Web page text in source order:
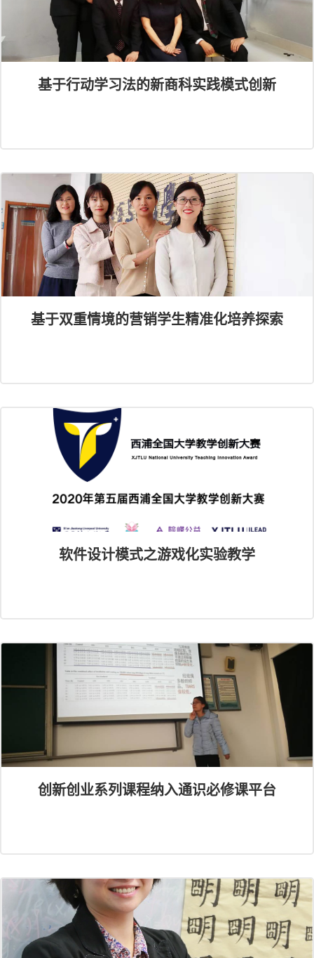
基于行动学习法的新商科实践模式创新
基于双重情境的营销学生精准化培养探索
软件设计模式之游戏化实验教学
创新创业系列课程纳入通识必修课平台